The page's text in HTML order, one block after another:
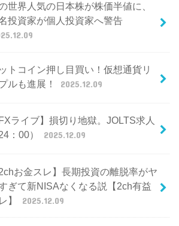
世界人気の日本株が株価半値に、
投資家が個人投資家へ警告
トコイン押し目買い！仮想通貨リ
ルも進展！
2025.12.09
FXライブ】損切り地獄。JOLTS求人
24：00）
2025.12.09
2chお金スレ】長期投資の離脱率がヤ
ぎて新NISAなくなる説【2ch有益
】
2025.12.09